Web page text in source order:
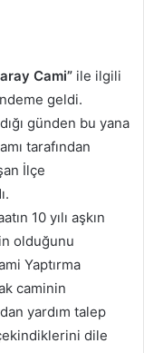
Cami” ile ilgili
geldi.
günden bu yana
tarafından
İlçe
10 yılı aşkın
olduğunu
Yaptırma
caminin
yardım talep
dile